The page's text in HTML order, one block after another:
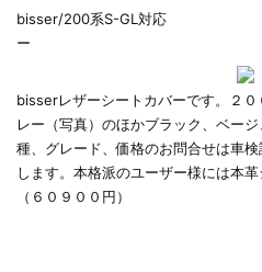
bisser/200系S-GL対
ー
bisserレザーシートカバーです。２
レー（写真）のほかブラック、ベー
種、グレード、価格のお問合せは車
します。本格派のユーザー様には本
（６０９００円）